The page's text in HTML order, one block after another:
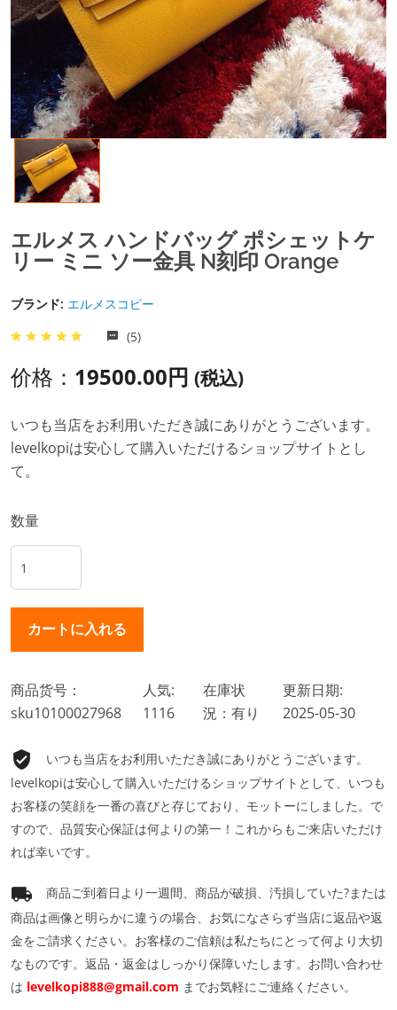
エルメス ハンドバッグ ポシェットケ
リー ミニ ソー金具 N刻印 Orange
ブランド: エルメスコピー
(5)
价格： 19500.00円 (税込)
いつも当店をお利用いただき誠にありがとうございます。
levelkopiは安心して購入いただけるショップサイトとし
て。
数量
商品货号：
sku10100027968
人気:
1116
在庫状
況：有り
更新日期:
2025-05-30
いつも当店をお利用いただき誠にありがとうございます。
levelkopiは安心して購入いただけるショップサイトとして、いつも
お客様の笑顔を一番の喜びと存じており、モットーにしました。で
すので、品質安心保証は何よりの第一！これからもご来店いただけ
れば幸いです。
商品ご到着日より一週間、商品が破損、汚損していた?または
商品は画像と明らかに違うの場合、お気になさらず当店に返品や返
金をご請求ください。お客様のご信頼は私たちにとって何より大切
なものです。返品・返金はしっかり保障いたします。お問い合わせ
は levelkopi888@gmail.com までお気軽にご連絡ください。